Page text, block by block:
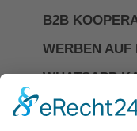
B2B
WERBEN AUF
WHATSAPP
Investor